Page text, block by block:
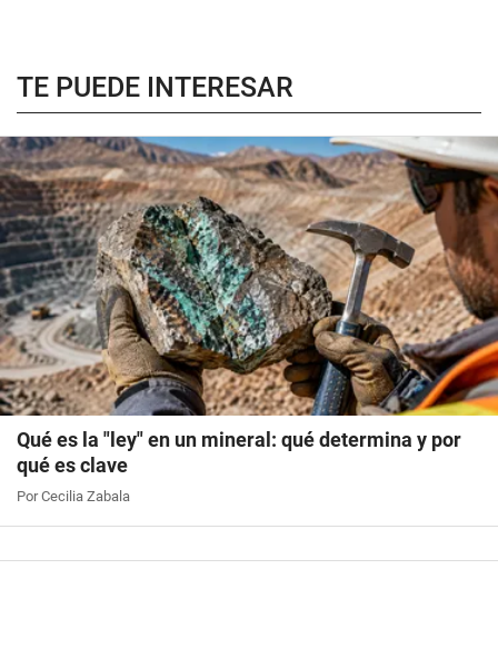
TE PUEDE INTERESAR
Qué es la "ley" en un mineral: qué determina y por
qué es clave
Por Cecilia Zabala